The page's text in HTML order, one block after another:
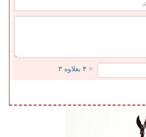
= ۴ بعلاوه ۳